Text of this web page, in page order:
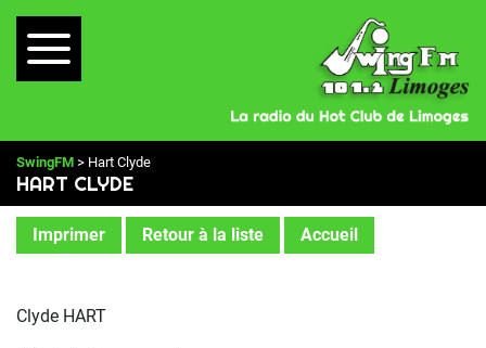
SwingFM > Hart Clyde
HART CLYDE
Imprimer Retour à la liste Accueil
Clyde HART